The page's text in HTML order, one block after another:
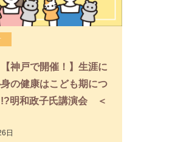
【神戸で開催！】生涯に
の健康はこども期につ
!?明和政子氏講演会 ＜
日